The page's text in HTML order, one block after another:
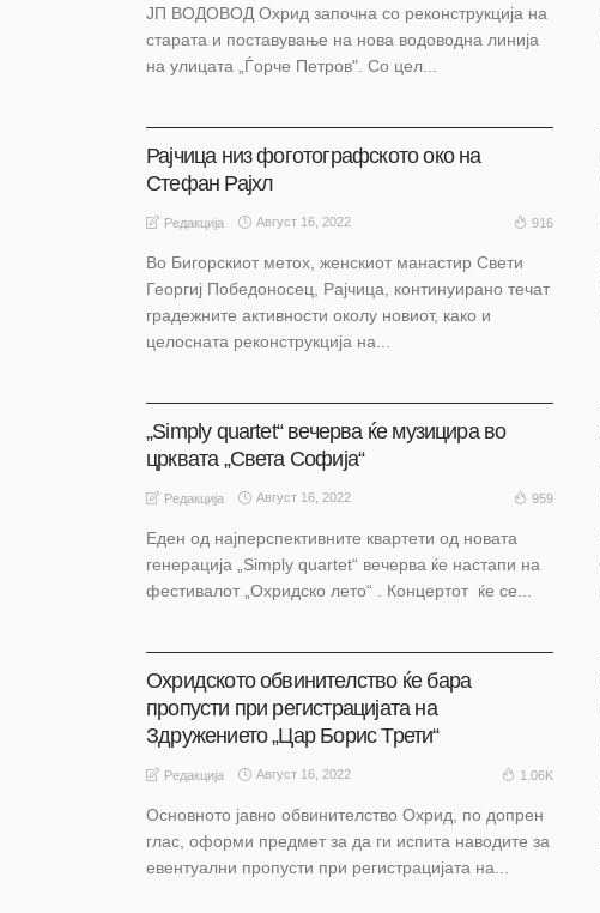
ЈП ВОДОВОД Охрид започна со реконструкција на
старата и поставување на нова водоводна линија
на улицата „Ѓорче Петров". Со цел...
Рајчица низ фоготографското око на
Стефан Рајхл
Редакција Август 16, 2022 916
Во Бигорскиот метох, женскиот манастир Свети
Георгиј Победоносец, Рајчица, континуирано течат
градежните активности околу новиот, како и
целосната реконструкција на...
„Simply quartet“ вечерва ќе музицира во
црквата „Света Софија“
Редакција Август 16, 2022 959
Еден од најперспективните квартети од новата
генерација „Simply quartet“ вечерва ќе настапи на
фестивалот „Охридско лето“ . Концертот ќе се...
Охридското обвинителство ќе бара
пропусти при регистрацијата на
Здружението „Цар Борис Трети“
Редакција Август 16, 2022 1.06K
Основното јавно обвинителство Охрид, по допрен
глас, оформи предмет за да ги испита наводите за
евентуални пропусти при регистрацијата на...